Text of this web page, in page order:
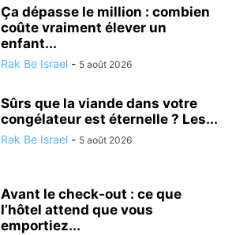
Ça dépasse le million : combien
coûte vraiment élever un
enfant...
Rak Be Israel - 5 août 2026
Sûrs que la viande dans votre
congélateur est éternelle ? Les...
Rak Be Israel - 5 août 2026
Avant le check-out : ce que
l’hôtel attend que vous
emportiez...